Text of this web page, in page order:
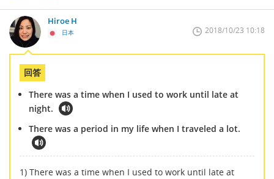
Hiroe H
日本 2018/10/23 10:18
回答
There was a time when I used to work until late at
night.
There was a period in my life when I traveled a lot.
1) There was a time when I used to work until late at